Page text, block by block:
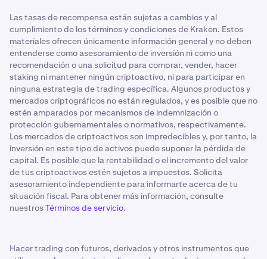
Las tasas de recompensa están sujetas a cambios y al
cumplimiento de los términos y condiciones de Kraken. Estos
materiales ofrecen únicamente información general y no deben
entenderse como asesoramiento de inversión ni como una
recomendación o una solicitud para comprar, vender, hacer
staking ni mantener ningún criptoactivo, ni para participar en
ninguna estrategia de trading específica. Algunos productos y
mercados criptográficos no están regulados, y es posible que no
estén amparados por mecanismos de indemnización o
protección gubernamentales o normativos, respectivamente.
Los mercados de criptoactivos son impredecibles y, por tanto, la
inversión en este tipo de activos puede suponer la pérdida de
capital. Es posible que la rentabilidad o el incremento del valor
de tus criptoactivos estén sujetos a impuestos. Solicita
asesoramiento independiente para informarte acerca de tu
situación fiscal. Para obtener más información, consulte
nuestrosTérminos de servicio.
Hacer trading con futuros, derivados y otros instrumentos que